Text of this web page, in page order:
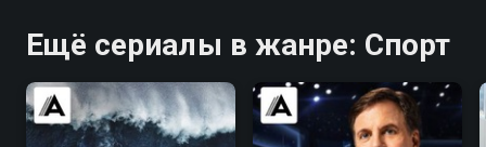
Ещё сериалы в жанре: Спорт